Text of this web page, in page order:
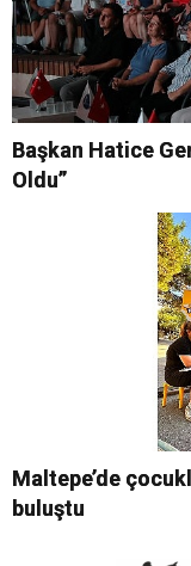
Başkan Hatice
Oldu”
Maltepe’de
buluştu